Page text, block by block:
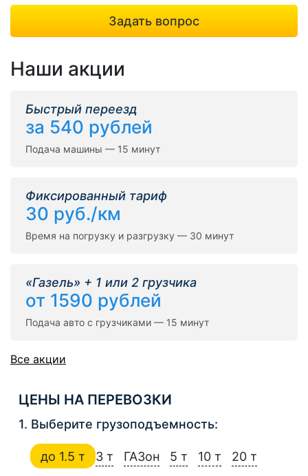
Задать вопрос
Наши акции
Быстрый переезд
за 540 рублей
Подача машины — 15 минут
Фиксированный тариф
30 руб./км
Время на погрузку и разгрузку — 30 минут
«Газель» + 1 или 2 грузчика
от 1590 рублей
Подача авто с грузчиками — 15 минут
Все акции
ЦЕНЫ НА ПЕРЕВОЗКИ
1. Выберите грузоподъемность:
до 1.5 т 3 т ГАЗон 5 т 10 т
20 т